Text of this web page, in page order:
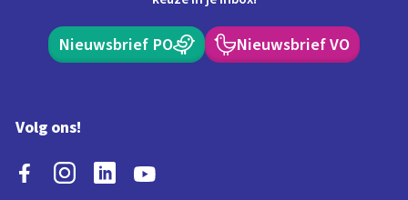
Nieuwsbrief PO Nieuwsbrief VO
Volg ons!